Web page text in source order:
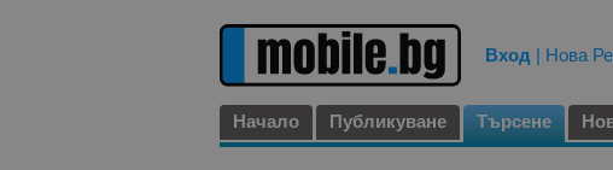
Вход | Нова
Начало Публикуване Търсене